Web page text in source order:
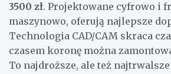
3500 zł. Projektowane cyfrowo i
maszynowo, oferują najlepsze
Technologia CAD/CAM skraca
czasem koronę można
To najdroższe, ale też